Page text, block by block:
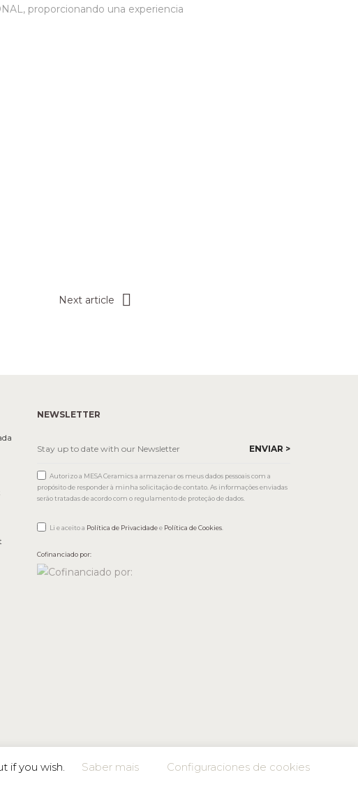
proporcionando una experiencia
Next article
NEWSLETTER
Autorizo a MESA Ceramics a armazenar os meus dados pessoais com a
propósito de responder à minha solicitação de contato. As informações enviadas
serão tratadas de acordo com o regulamento de proteção de dados.
Li e aceito a Política de Privacidadee Política de Cookies.
Cofinanciado por:
if you wish. Saber mais Configuraciones de cookies